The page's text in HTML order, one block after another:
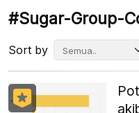
#sugar-Group-
Sort by